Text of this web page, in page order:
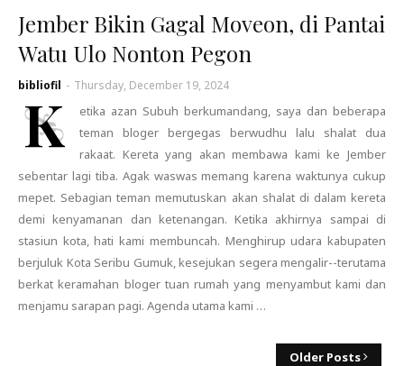
Jember Bikin Gagal Moveon, di Pantai
Watu Ulo Nonton Pegon
bibliofil - Thursday, December 19, 2024
K
etika azan Subuh berkumandang, saya dan beberapa
teman bloger bergegas berwudhu lalu shalat dua
rakaat. Kereta yang akan membawa kami ke Jember
sebentar lagi tiba. Agak waswas memang karena waktunya cukup
mepet. Sebagian teman memutuskan akan shalat di dalam kereta
demi kenyamanan dan ketenangan. Ketika akhirnya sampai di
stasiun kota, hati kami membuncah. Menghirup udara kabupaten
berjuluk Kota Seribu Gumuk, kesejukan segera mengalir--terutama
berkat keramahan bloger tuan rumah yang menyambut kami dan
menjamu sarapan pagi. Agenda utama kami …
Older Posts